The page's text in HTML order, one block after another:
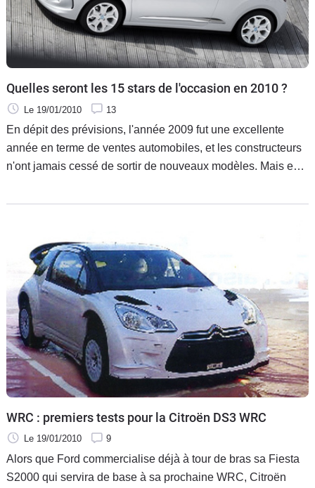
Quelles seront les 15 stars de l'occasion en 2010 ?
Le 19/01/2010 13
En dépit des prévisions, l'année 2009 fut une excellente
année en terme de ventes automobiles, et les constructeurs
n'ont jamais cessé de sortir de nouveaux modèles. Mais en
WRC : premiers tests pour la Citroën DS3 WRC
Le 19/01/2010 9
Alors que Ford commercialise déjà à tour de bras sa Fiesta
S2000 qui servira de base à sa prochaine WRC, Citroën